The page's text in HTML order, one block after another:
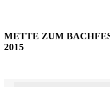
METTE ZUM
2015